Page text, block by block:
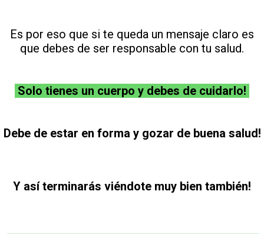
Es por eso que si te queda un mensaje claro es
que debes de ser responsable con tu salud.
Solo tienes un cuerpo y debes de cuidarlo!
Debe de estar en forma y gozar de buena salud!
Y así terminarás viéndote muy bien también!